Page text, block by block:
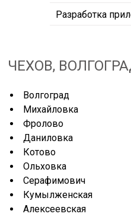
Разработка
ЧЕХОВ,
Волгоград
Михайловка
Фролово
Даниловка
Котово
Ольховка
Серафимович
Кумылженская
Алексеевская